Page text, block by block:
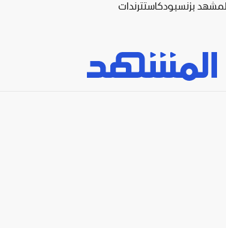
بزنسبودكاستترندات